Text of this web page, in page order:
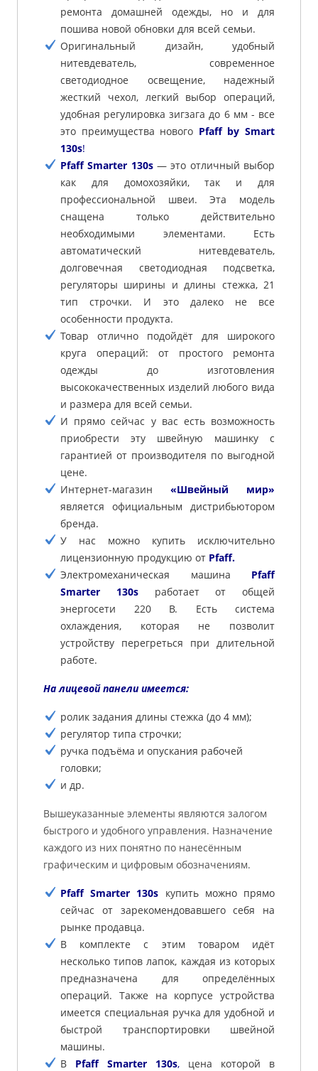
ремонта домашней одежды, но и для
пошива новой обновки для всей семьи.
Оригинальный дизайн, удобный
нитевдеватель, современное
светодиодное освещение, надежный
жесткий чехол, легкий выбор операций,
удобная регулировка зигзага до 6 мм - все
это преимущества нового Pfaff by Smart
130s!
Pfaff Smarter 130s — это отличный выбор
как для домохозяйки, так и для
профессиональной швеи. Эта модель
снащена только действительно
необходимыми элементами. Есть
автоматический нитевдеватель,
долговечная светодиодная подсветка,
регуляторы ширины и длины стежка, 21
тип строчки. И это далеко не все
особенности продукта.
Товар отлично подойдёт для широкого
круга операций: от простого ремонта
одежды до изготовления
высококачественных изделий любого вида
и размера для всей семьи.
И прямо сейчас у вас есть возможность
приобрести эту швейную машинку с
гарантией от производителя по выгодной
цене.
Интернет-магазин «Швейный мир»
является официальным дистрибьютором
бренда.
У нас можно купить исключительно
лицензионную продукцию от Pfaff.
Электромеханическая машина Pfaff
Smarter 130sработает от общей
энергосети 220 В. Есть система
охлаждения, которая не позволит
устройству перегреться при длительной
работе.
На лицевой панели имеется:
ролик задания длины стежка (до 4 мм);
регулятор типа строчки;
ручка подъёма и опускания рабочей
головки;
и др.
Вышеуказанные элементы являются залогом
быстрого и удобного управления. Назначение
каждого из них понятно по нанесённым
графическим и цифровым обозначениям.
Pfaff Smarter 130s купить можно прямо
сейчас от зарекомендовавшего себя на
рынке продавца.
В комплекте с этим товаром идёт
несколько типов лапок, каждая из которых
предназначена для определённых
операций. Также на корпусе устройства
имеется специальная ручка для удобной и
быстрой транспортировки швейной
машины.
В Pfaff Smarter 130s, цена которой в